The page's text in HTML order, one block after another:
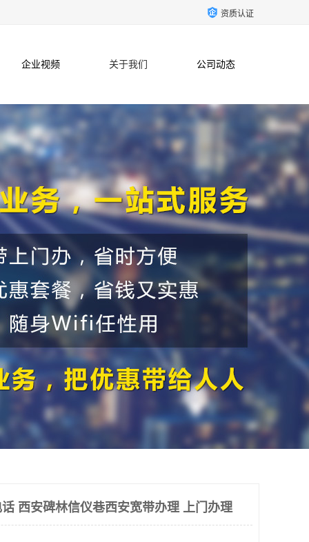
资质认证
企业视频 关于我们 公司动态
联系方式
西安碑林信仪巷西安宽带办理 上门办理